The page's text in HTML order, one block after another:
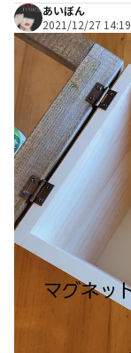
あいぼん
2021/12/27 14:19